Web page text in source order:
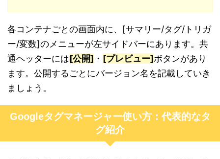
各コンテナごとの画面内に、[サマリー/タグ/トリガ
ー/変数]のメニューが左サイドバーにあります。共
通ヘッターには[公開] ・ [プレビュー]ボタンがあり
ます。公開するごとにバージョン名を記載していき
ましょう。
Googleタグマネージャー使い方：代表的なタ
グ紹介